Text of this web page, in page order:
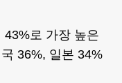
43%로 가장 높은
36%, 일본 34%